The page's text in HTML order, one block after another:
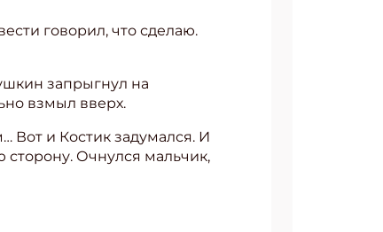
говорил, что сделаю.
запрыгнул на
взмыл вверх.
Вот и Костик задумался. И
сторону. Очнулся мальчик,